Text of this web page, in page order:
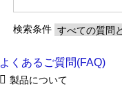
検索条件
よくあるご質問(FAQ)
製品について